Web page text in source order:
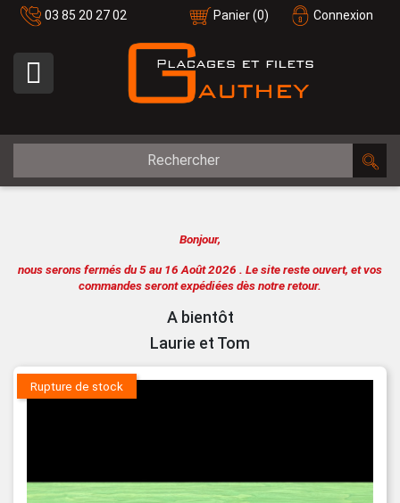
03 85 20 27 02 Connexion
Panier(0)

Bonjour,
nous serons fermés du 5 au 16 Août 2026 . Le site reste ouvert, et vos
commandes seront expédiées dès notre retour.
A bientôt
Laurie et Tom
Rupture de stock